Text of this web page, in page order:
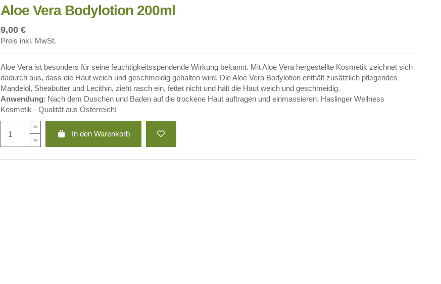
Aloe Vera Bodylotion 200ml
9,00 €
Preis inkl. MwSt.
Aloe Vera ist besonders für seine feuchtigkeitsspendende Wirkung bekannt. Mit Aloe Vera hergestellte Kosmetik zeichnet sich
dadurch aus, dass die Haut weich und geschmeidig gehalten wird. Die Aloe Vera Bodylotion enthält zusätzlich pflegendes
Mandelöl, Sheabutter und Lecithin, zieht rasch ein, fettet nicht und hält die Haut weich und geschmeidig.
Anwendung: Nach dem Duschen und Baden auf die trockene Haut auftragen und einmassieren. Haslinger Wellness
Kosmetik - Qualität aus Österreich!
In den Warenkorb